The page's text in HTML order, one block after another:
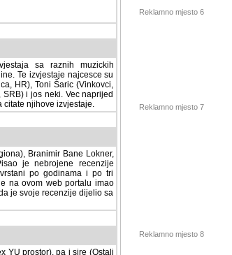
sa raznih muzickih
Te izvjestaje najcesce su
HR), Toni Šaric (Vinkovci,
i jos neki. Vec naprijed
njihove izvjestaje.
Branimir Bane Lokner,
recenzije muzickih
godinama i po tri osnovne
portalu imao svoju rubriku.
dijelio sa svima vama,
YU prostor), pa i sire (Ostali